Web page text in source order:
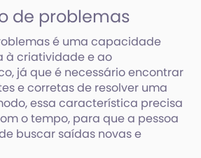
de problemas
é uma capacidade
à criatividade e ao
já que é necessário encontrar
e corretas de resolver uma
essa característica precisa
o tempo, para que a pessoa
buscar saídas novas e